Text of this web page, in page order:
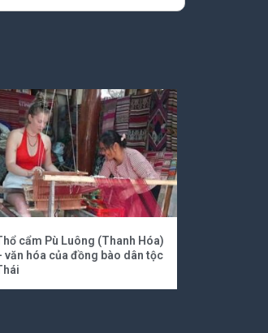
cẩm Pù Luông (Thanh Hóa)
văn hóa của đồng bào dân tộc